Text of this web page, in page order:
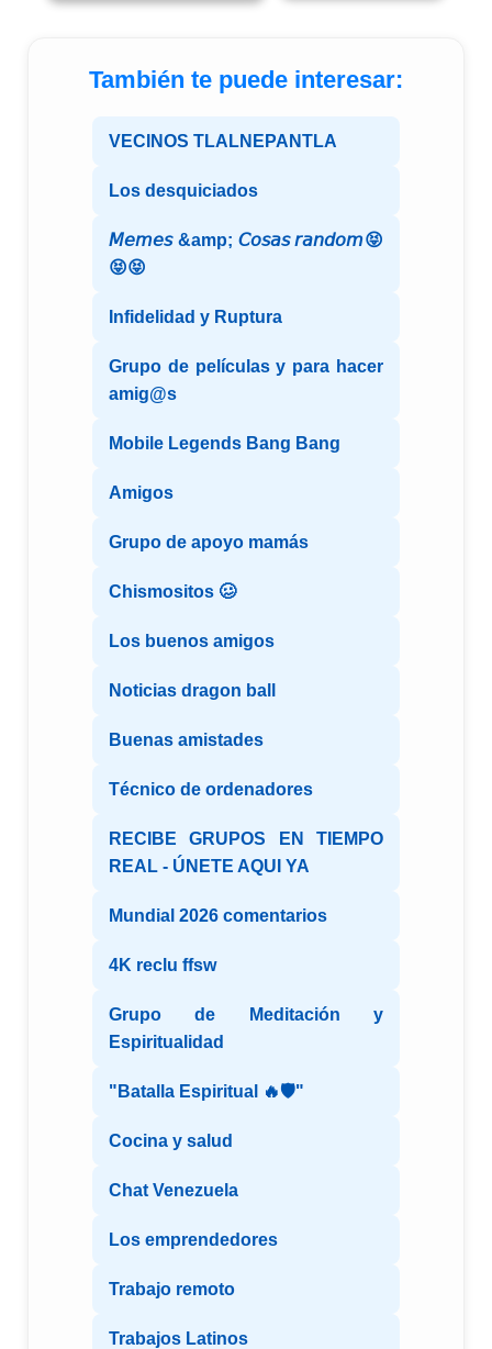
También te puede interesar:
VECINOS TLALNEPANTLA
Los desquiciados
𝘔𝘦𝘮𝘦𝘴 &amp; 𝘊𝘰𝘴𝘢𝘴 𝘳𝘢𝘯𝘥𝘰𝘮😝
😝😝
Infidelidad y Ruptura
Grupo de películas y para hacer
amig@s
Mobile Legends Bang Bang
Amigos
Grupo de apoyo mamás
Chismositos 🥴
Los buenos amigos
Noticias dragon ball
Buenas amistades
Técnico de ordenadores
RECIBE GRUPOS EN TIEMPO
REAL - ÚNETE AQUI YA
Mundial 2026 comentarios
4K reclu ffsw
Grupo de Meditación y
Espiritualidad
"Batalla Espiritual 🔥🛡️"
Cocina y salud
Chat Venezuela
Los emprendedores
Trabajo remoto
Trabajos Latinos